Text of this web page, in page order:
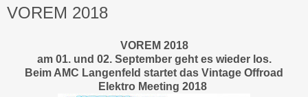
VOREM 2018
VOREM 2018
am 01. und 02. September geht es wieder los.
Beim AMC Langenfeld startet das Vintage Offroad
Elektro Meeting 2018